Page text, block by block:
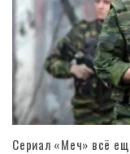
Сериал «Меч» всё